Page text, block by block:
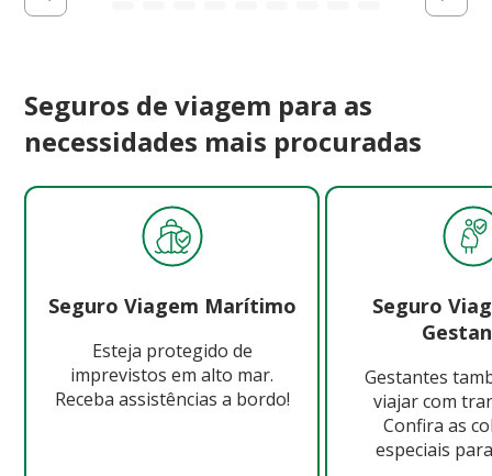
Seguros de viagem para as
necessidades mais procuradas
Seguro Viagem Marítimo
Esteja protegido de
imprevistos em alto mar.
Receba assistências a bordo!
Seguro
Gestantes
viajar com
Confira as
especiais